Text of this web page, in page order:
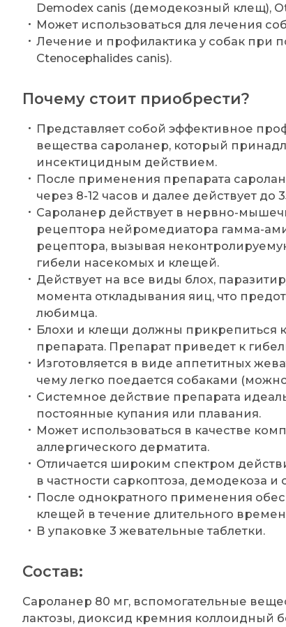
Demodex canis (демодекозный клещ),
Может использоваться для лечения
Лечение и профилактика у собак при
Ctenocephalides canis).
Почему стоит приобрести?
Представляет собой эффективное
вещества сароланер, который
инсектицидным действием.
После применения препарата
через 8-12 часов и далее действует до
Сароланер действует в нервно-
рецептора нейромедиатора гамма-
рецептора, вызывая
гибели насекомых и клещей.
Действует на все виды блох,
момента откладывания яиц, что
любимца.
Блохи и клещи должны прикрепиться
препарата. Препарат приведет к
Изготовляется в виде аппетитных
чему легко поедается собаками
Системное действие препарата
постоянные купания или плавания.
Может использоваться в качестве
аллергического дерматита.
Отличается широким спектром
в частности саркоптоза, демодекоза и
После однократного применения
клещей в течение длительного
В упаковке 3 жевательные таблетки.
Состав:
Сароланер 80 мг, вспомогательные
лактозы, диоксид кремния коллоидный